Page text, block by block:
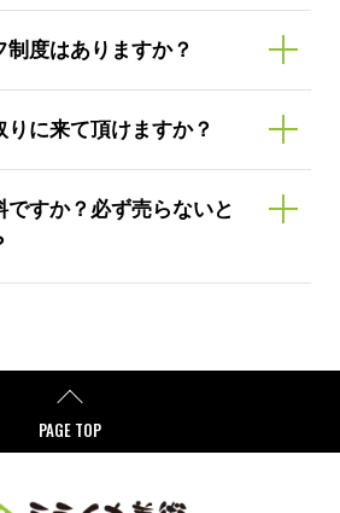
制度はありますか？
りに来て頂けますか？
ですか？必ず売らないと
PAGE TOP